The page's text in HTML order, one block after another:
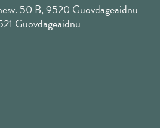
50 B, 9520 Guovdageaidnu
Guovdageaidnu